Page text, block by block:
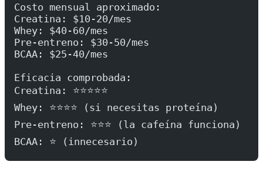
Costo mensual aproximado:
Creatina: $10-20/mes
Whey: $40-60/mes
Pre-entreno: $30-50/mes
BCAA: $25-40/mes
Eficacia comprobada:
Creatina: ⭐⭐⭐⭐⭐
Whey: ⭐⭐⭐⭐ (si necesitas proteína)
Pre-entreno: ⭐⭐⭐ (la cafeína funciona)
BCAA: ⭐ (innecesario)